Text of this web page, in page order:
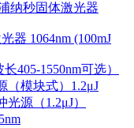
纳秒固体激光器
器 1064nm (100mJ
405-1550nm可选）
（模块式）1.2μJ
源（1.2μJ）